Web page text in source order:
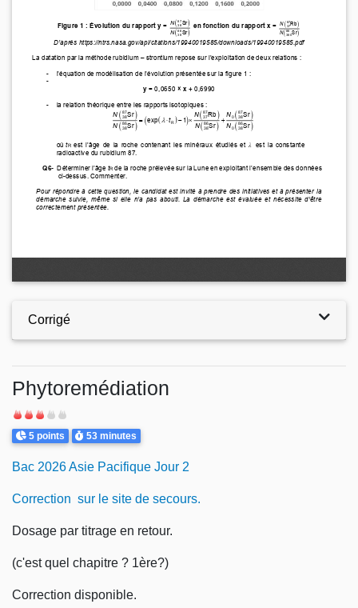
Corrigé
Phytoremédiation
Difficulté
Points
5 points Durée
53 minutes
Bac 2026 Asie Pacifique Jour 2
Correction sur le site de secours.
Dosage par titrage en retour.
(c'est quel chapitre ? 1ère?)
Correction disponible.